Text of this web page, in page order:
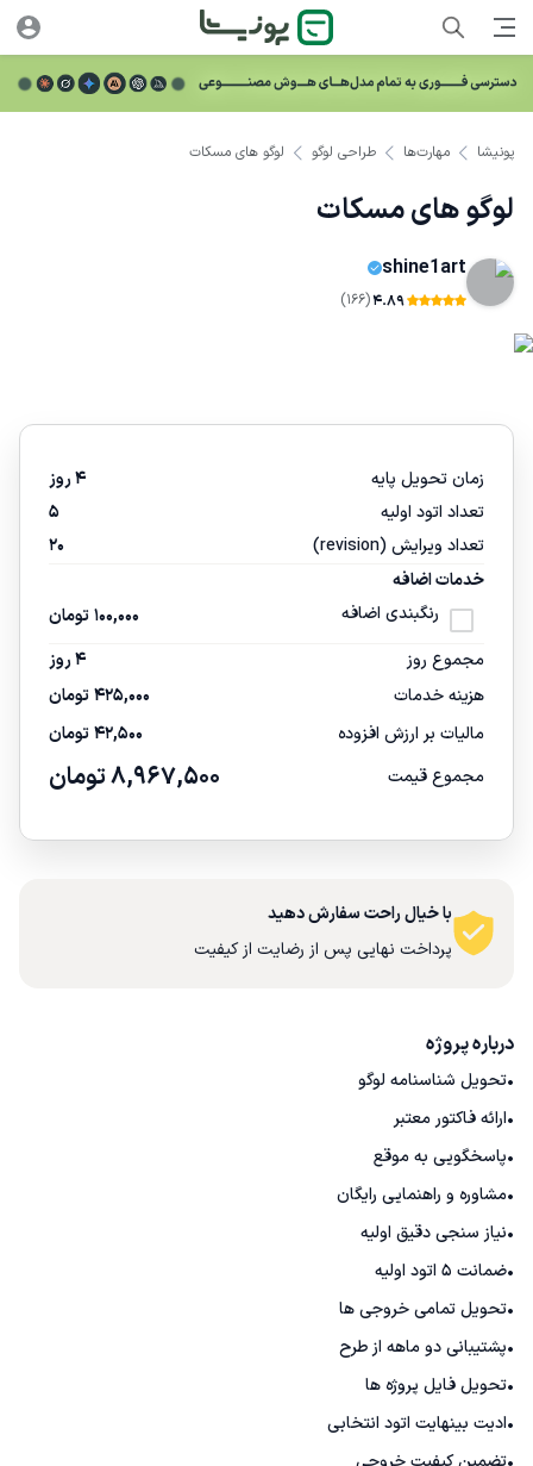
پونیشا مهارت‌ها طراحی لوگو لوگو های مسکات
لوگو های مسکات
shine1art
4.89
(166)
زمان تحویل پایه
4 روز
تعداد اتود اولیه
5
تعداد ویرایش (revision)
20
خدمات اضافه
رنگبندی اضافه
100,000 تومان
مجموع روز
4 روز
هزینه خدمات
425,000 تومان
مالیات بر ارزش افزوده
42,500 تومان
مجموع قیمت
8,967,500تومان
با خیال راحت سفارش دهید
پرداخت نهایی پس از رضایت از کیفیت
درباره پروژه